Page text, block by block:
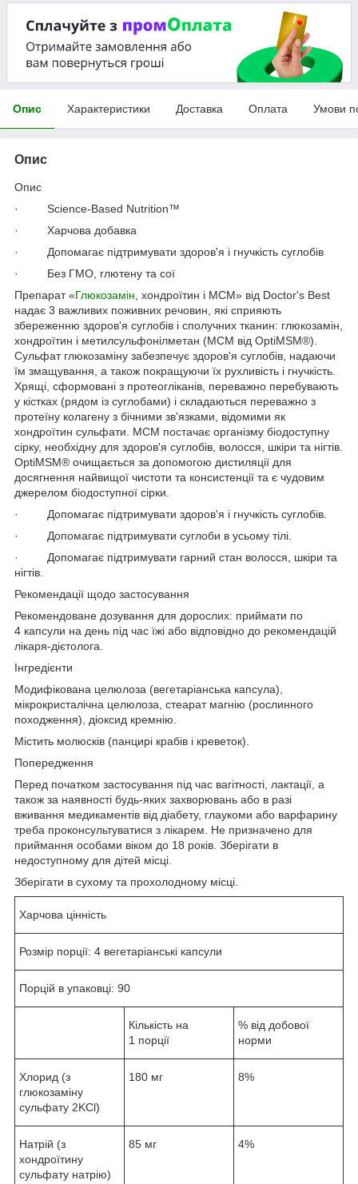
Опис Характеристики Доставка Оплата Умови
Опис
Опис
· Science-Based Nutrition™
· Харчова добавка
· Допомагає підтримувати здоров'я і гнучкість суглобів
· Без ГМО, глютену та сої
Препарат «Глюкозамін, хондроїтин і МСМ» від Doctor's Best
надає 3 важливих поживних речовин, які сприяють
збереженню здоров'я суглобів і сполучних тканин: глюкозамін,
хондроїтин і метилсульфонілметан (МСМ від OptiMSM®).
Сульфат глюкозаміну забезпечує здоров'я суглобів, надаючи
їм змащування, а також покращуючи їх рухливість і гнучкість.
Хрящі, сформовані з протеогліканів, переважно перебувають
у кістках (рядом із суглобами) і складаються переважно з
протеїну колагену з бічними зв'язками, відомими як
хондроїтин сульфати. МСМ постачає організму біодоступну
сірку, необхідну для здоров'я суглобів, волосся, шкіри та нігтів.
OptiMSM® очищається за допомогою дистиляції для
досягнення найвищої чистоти та консистенції та є чудовим
джерелом біодоступної сірки.
· Допомагає підтримувати здоров'я і гнучкість суглобів.
· Допомагає підтримувати суглоби в усьому тілі.
· Допомагає підтримувати гарний стан волосся, шкіри та
нігтів.
Рекомендації щодо застосування
Рекомендоване дозування для дорослих: приймати по
4 капсули на день під час їжі або відповідно до рекомендацій
лікаря-дієтолога.
Інгредієнти
Модифікована целюлоза (вегетаріанська капсула),
мікрокристалічна целюлоза, стеарат магнію (рослинного
походження), діоксид кремнію.
Містить молюсків (панцирі крабів і креветок).
Попередження
Перед початком застосування під час вагітності, лактації, а
також за наявності будь-яких захворювань або в разі
вживання медикаментів від діабету, глаукоми або варфарину
треба проконсультуватися з лікарем. Не призначено для
приймання особами віком до 18 років. Зберігати в
недоступному для дітей місці.
Зберігати в сухому та прохолодному місці.
Харчова цінність
Розмір порції: 4 вегетаріанські капсули
Порцій в упаковці: 90
Кількість на
1 порції
% від добової
норми
Хлорид (з
глюкозаміну
сульфату 2KCl)
180 мг 8%
Натрій (з
хондроїтину
сульфату натрію)
85 мг 4%